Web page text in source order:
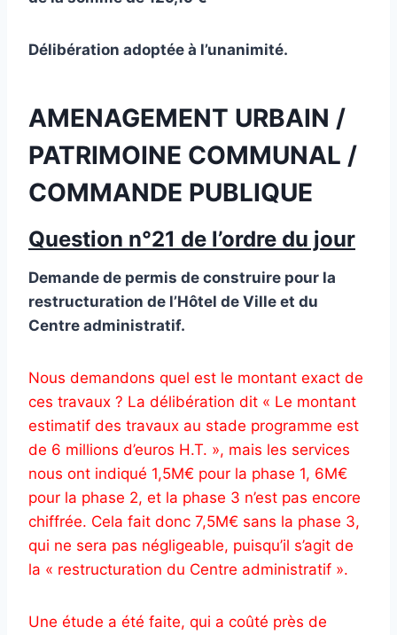
Délibération adoptée à l’unanimité.
AMENAGEMENT URBAIN /
PATRIMOINE COMMUNAL /
COMMANDE PUBLIQUE
Question n°21 de l’ordre du jour
Demande de permis de construire pour la
restructuration de l’Hôtel de Ville et du
Centre administratif.
Nous demandons quel est le montant exact de
ces travaux ? La délibération dit « Le montant
estimatif des travaux au stade programme est
de 6 millions d’euros H.T. », mais les services
nous ont indiqué 1,5M€ pour la phase 1, 6M€
pour la phase 2, et la phase 3 n’est pas encore
chiffrée. Cela fait donc 7,5M€ sans la phase 3,
qui ne sera pas négligeable, puisqu’il s’agit de
la « restructuration du Centre administratif ».
Une étude a été faite, qui a coûté près de